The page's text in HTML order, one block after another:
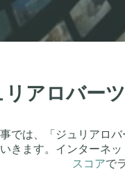
リアロバー
では、「ジュリアロ
きます。インターネ
スコアで